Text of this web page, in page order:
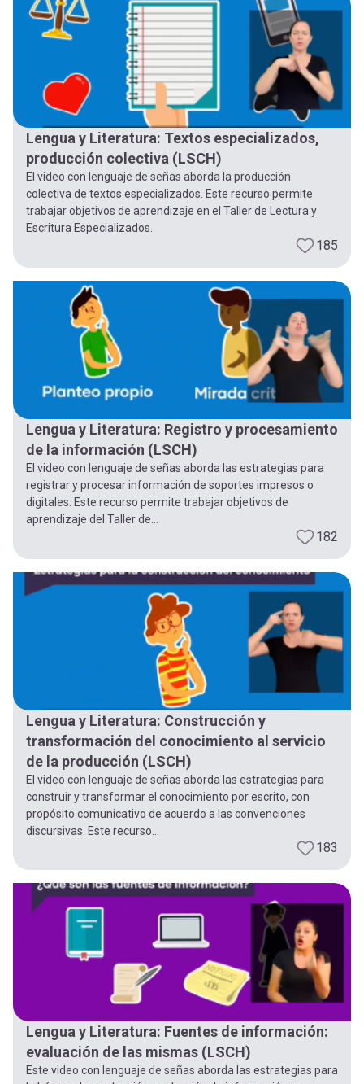
Lengua y Literatura: Textos especializados,
producción colectiva (LSCH)
El video con lenguaje de señas aborda la producción
colectiva de textos especializados. Este recurso permite
trabajar objetivos de aprendizaje en el Taller de Lectura y
Escritura Especializados.
185
Lengua y Literatura: Registro y procesamiento
de la información (LSCH)
El video con lenguaje de señas aborda las estrategias para
registrar y procesar información de soportes impresos o
digitales. Este recurso permite trabajar objetivos de
aprendizaje del Taller de...
182
Lengua y Literatura: Construcción y
transformación del conocimiento al servicio
de la producción (LSCH)
El video con lenguaje de señas aborda las estrategias para
construir y transformar el conocimiento por escrito, con
propósito comunicativo de acuerdo a las convenciones
discursivas. Este recurso...
183
Lengua y Literatura: Fuentes de información:
evaluación de las mismas (LSCH)
Este video con lenguaje de señas aborda las estrategias para